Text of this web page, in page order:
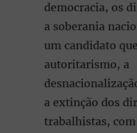
democracia, os
a soberania
um candidato
autoritarismo, a
a extinção dos
trabalhistas,